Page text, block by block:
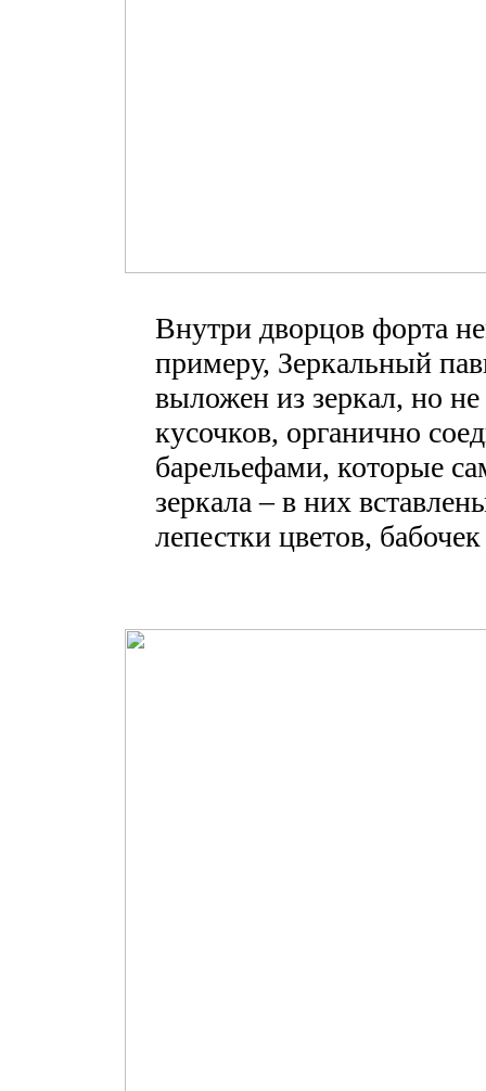
Внутри дворцов форта
примеру, Зеркальный
выложен из зеркал, но
кусочков, органично
барельефами, которые
зеркала – в них
лепестки цветов,